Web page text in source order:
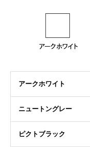
アークホワイト
ニュートングレー
ピクトブラック